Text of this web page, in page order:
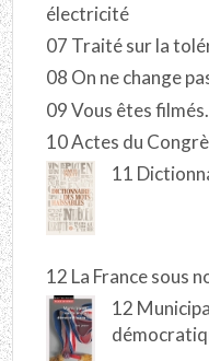
électricité
07 Traité sur la
08 On ne change
09 Vous êtes filmés.
10 Actes du
11
12 La France sous
12